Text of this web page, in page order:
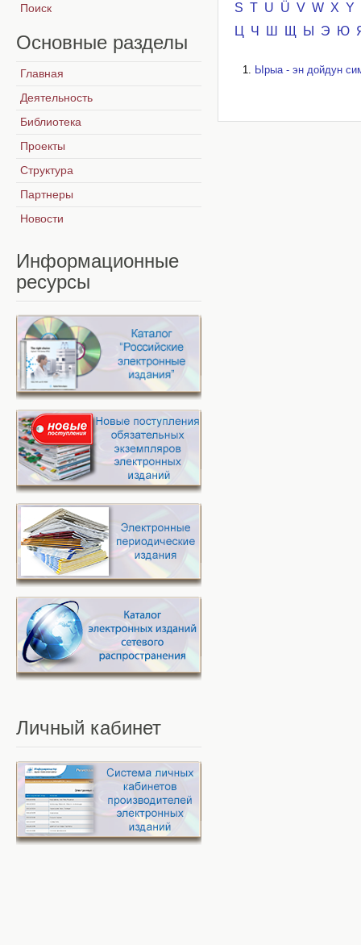
S T U Ü V W X Y
Ц Ч Ш Щ Ы Э Ю
Ырыа - эн дойдун
Поиск
Основные разделы
Главная
Деятельность
Библиотека
Проекты
Структура
Партнеры
Новости
Информационные
ресурсы
Личный кабинет